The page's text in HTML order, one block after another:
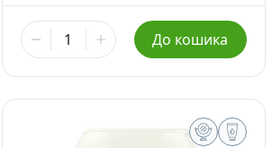
659,00 ₴
25 г До кошика